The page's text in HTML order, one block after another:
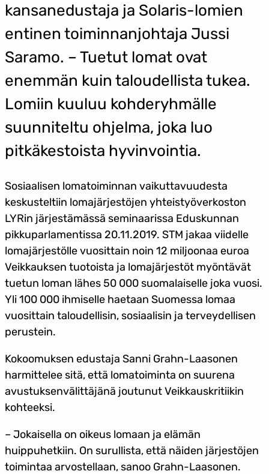
kansanedustaja ja Solaris-lomien
entinen toiminnanjohtaja Jussi
Saramo. – Tuetut lomat ovat
enemmän kuin taloudellista tukea.
Lomiin kuuluu kohderyhmälle
suunniteltu ohjelma, joka luo
pitkäkestoista hyvinvointia.
Sosiaalisen lomatoiminnan vaikuttavuudesta
keskusteltiin lomajärjestöjen yhteistyöverkoston
LYRin järjestämässä seminaarissa Eduskunnan
pikkuparlamentissa 20.11.2019. STM jakaa viidelle
lomajärjestölle vuosittain noin 12 miljoonaa euroa
Veikkauksen tuotoista ja lomajärjestöt myöntävät
tuetun loman lähes 50 000 suomalaiselle joka vuosi.
Yli 100 000 ihmiselle haetaan Suomessa lomaa
vuosittain taloudellisin, sosiaalisin ja terveydellisen
perustein.
Kokoomuksen edustaja Sanni Grahn-Laasonen
harmittelee sitä, että lomatoiminta on suurena
avustuksenvälittäjänä joutunut Veikkauskritiikin
kohteeksi.
– Jokaisella on oikeus lomaan ja elämän
huippuhetkiin. On surullista, että näiden järjestöjen
toimintaa arvostellaan, sanoo Grahn-Laasonen.